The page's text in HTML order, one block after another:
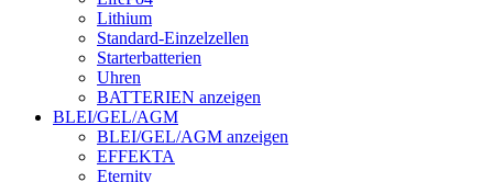
Lithium
Standard-Einzelzellen
Starterbatterien
Uhren
BATTERIEN anzeigen
BLEI/GEL/AGM
BLEI/GEL/AGM anzeigen
EFFEKTA
Eternity